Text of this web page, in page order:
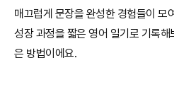
매끄럽게 문장을 완성한 경험들이 모
성장 과정을 짧은 영어 일기로 기록
은 방법이에요.